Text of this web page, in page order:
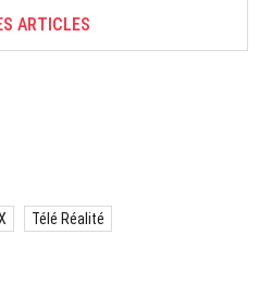
ARTICLES
Télé Réalité